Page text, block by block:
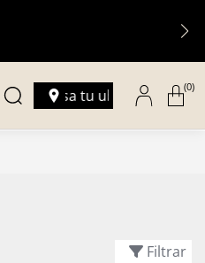
Ingresa tu ubicación (0)
Filtrar